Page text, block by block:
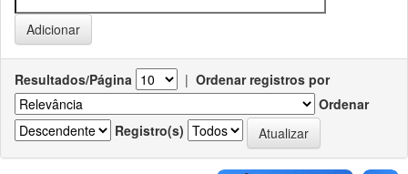
Resultados/Página | Ordenar registros por
Ordenar
Registro(s)